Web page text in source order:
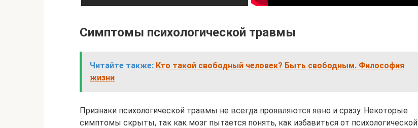
Симптомы психологической травмы
Читайте также: Кто такой свободный человек? Быть свободным. Философия
жизни
Признаки психологической травмы не всегда проявляются явно и сразу. Некоторые
симптомы скрыты, так как мозг пытается понять, как избавиться от психологической